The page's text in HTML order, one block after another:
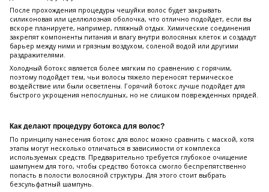
После прохождения процедуры чешуйки волос будет закрывать
силиконовая или целлюлозная оболочка, что отлично подойдет, если вы
вскоре планируете, например, пляжный отдых. Химические соединения
закрепят компоненты питания и влагу внутри волосяных клеток и создадут
барьер между ними и грязным воздухом, соленой водой или другими
раздражителями.
Холодный ботокс является более мягким по сравнению с горячим,
поэтому подойдет тем, чьи волосы тяжело переносят термическое
воздействие или были осветлены. Горячий ботокс лучше подойдет для
быстрого укрощения непослушных, но не слишком поврежденных прядей.
Как делают процедуру ботокса для волос?
По принципу нанесения ботокс для волос можно сравнить с маской, хотя
этапы могут несколько отличаться в зависимости от комплекса
используемых средств. Предварительно требуется глубокое очищение
шампунем для того, чтобы средство ботокса смогло беспрепятственно
попасть в полости волосяной структуры. Для этого стоит выбрать
безсульфатный шампунь.